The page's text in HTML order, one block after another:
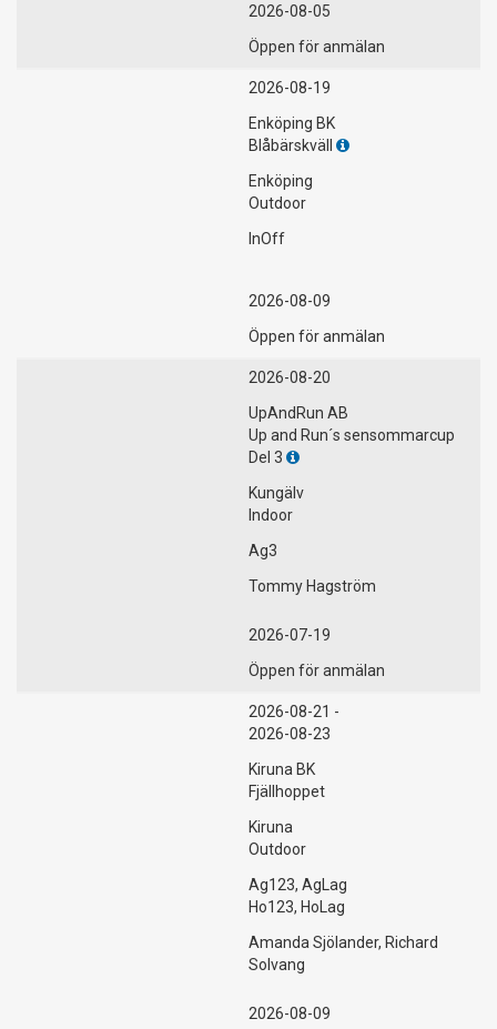
2026-08-05
Öppen för anmälan
2026-08-19
Enköping BK
Blåbärskväll
Enköping
Outdoor
InOff
2026-08-09
Öppen för anmälan
2026-08-20
UpAndRun AB
Up and Run´s sensommarcup
Del 3
Kungälv
Indoor
Ag3
Tommy Hagström
2026-07-19
Öppen för anmälan
2026-08-21 -
2026-08-23
Kiruna BK
Fjällhoppet
Kiruna
Outdoor
Ag123, AgLag
Ho123, HoLag
Amanda Sjölander, Richard
Solvang
2026-08-09